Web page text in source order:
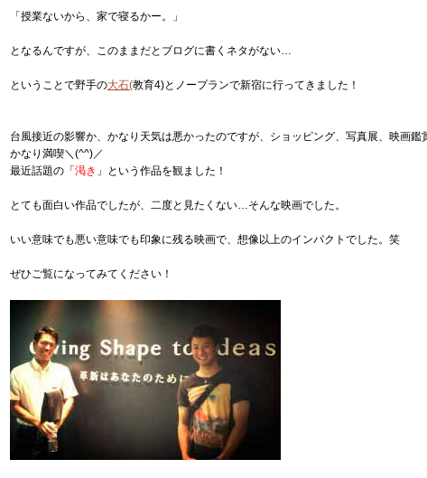
「授業ないから、家で寝るかー。」
となるんですが、このままだとブログに書くネタがない…
ということで野手の大石(教育4)とノープランで新宿に行ってきました！
台風接近の影響か、かなり天気は悪かったのですが、ショッピング、写真展、映画鑑
かなり満喫＼(^^)／
最近話題の「 渇き 」という作品を観ました！
とても面白い作品でしたが、二度と見たくない…そんな映画でした。
いい意味でも悪い意味でも印象に残る映画で、想像以上のインパクトでした。笑
ぜひご覧になってみてください！